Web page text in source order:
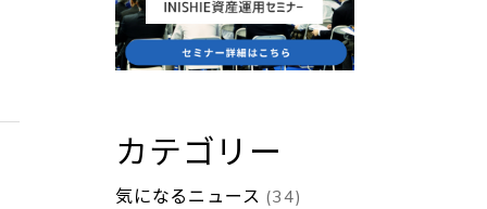
カテゴリー
気になるニュース (34)